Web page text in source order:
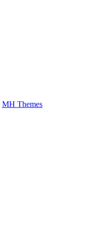
MH Themes